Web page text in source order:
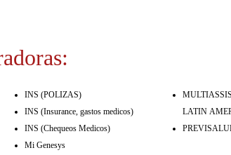
INS (POLIZAS)
INS (Insurance, gastos medicos)
INS (Chequeos Medicos)
Mi Genesys
LATIN